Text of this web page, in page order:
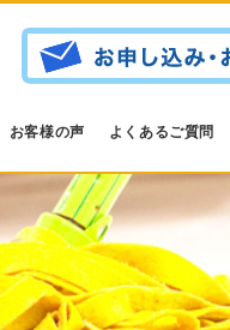
お客様の声 よくあるご質問